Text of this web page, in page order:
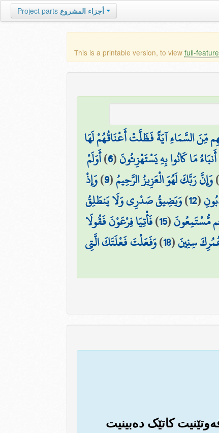
Project parts أجزاء المشروع
This is a printable version, to view full-
مِّنَ السَّمَاءِ آيَةً فَظَلَّتْ أَعْنَاقُهُمْ لَهَا
مَا كَانُوا بِهِ يَسْتَهْزِئُونَ(
6
)أَوَلَمْ
وَإِنَّ رَبَّكَ لَهُوَ الْعَزِيزُ الرَّحِيمُ(
9
)وَإِذْ
(
12
)وَيَضِيقُ صَدْرِي وَلَا يَنطَلِقُ
مُّسْتَمِعُونَ(
15
)فَأْتِيَا فِرْعَوْنَ فَقُولَا
سِنِينَ(
18
)وَفَعَلْتَ فَعْلَتَكَ الَّتِي
کاتێک ده‌بینیت